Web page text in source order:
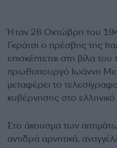
Ήταν 28 Οκτώβρη του
Γκράτσι ο πρέσβης της
επισκέπτεται στη βίλα του
πρωθυπουργό Ιωάννη
μεταφέρει το
κυβέρνησης στο
Στο άκουσμα των
αντιδρά αρνητικά,